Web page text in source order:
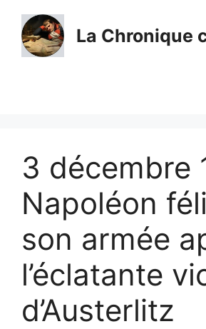
contenu
La Chronique
3 décembre
Napoléon
son armée
l’éclatante
d’Austerlitz